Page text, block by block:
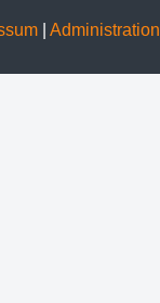
| Administration